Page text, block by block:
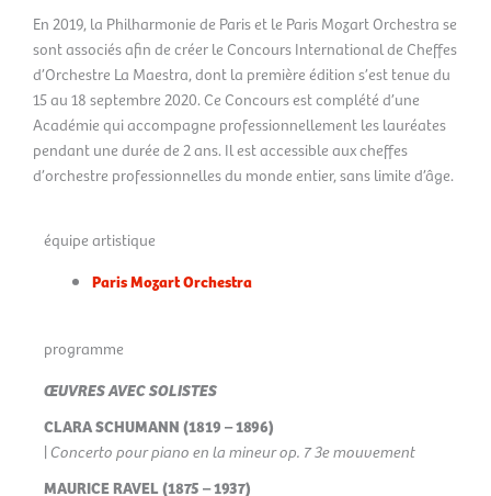
En 2019, la Philharmonie de Paris et le Paris Mozart Orchestra se
sont associés afin de créer le Concours International de Cheffes
d’Orchestre La Maestra, dont la première édition s’est tenue du
15 au 18 septembre 2020. Ce Concours est complété d’une
Académie qui accompagne professionnellement les lauréates
pendant une durée de 2 ans. Il est accessible aux cheffes
d’orchestre professionnelles du monde entier, sans limite d’âge.
équipe artistique
Paris Mozart Orchestra
programme
ŒUVRES AVEC SOLISTES
CLARA SCHUMANN (1819 – 1896)
|Concerto pour piano en la mineur op. 7 3e mouvement
MAURICE RAVEL (1875 – 1937)